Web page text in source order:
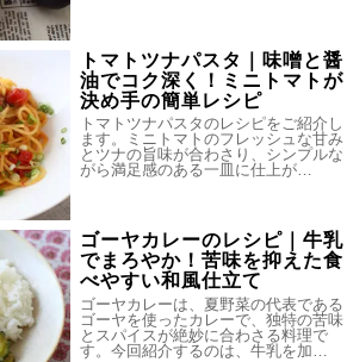
トマトツナパスタ｜味噌と醤
油でコク深く！ミニトマトが
決め手の簡単レシピ
トマトツナパスタのレシピをご紹介し
ます。ミニトマトのフレッシュな甘み
とツナの旨味が合わさり、シンプルな
がら満足感のある一皿に仕上が…
ゴーヤカレーのレシピ｜牛乳
でまろやか！苦味を抑えた食
べやすい和風仕立て
ゴーヤカレーは、夏野菜の代表である
ゴーヤを使ったカレーで、独特の苦味
とスパイスが絶妙に合わさる料理で
す。今回紹介するのは、牛乳を加…